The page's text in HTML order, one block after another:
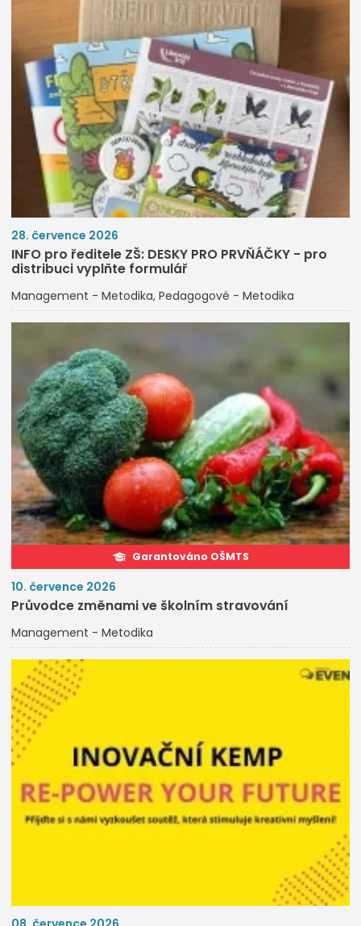
28. července 2026
INFO pro ředitele ZŠ: DESKY PRO PRVŇÁČKY - pro
distribuci vyplňte formulář
Management - Metodika Pedagogové - Metodika
Garantováno OŠMTS
10. července 2026
Průvodce změnami ve školním stravování
Management - Metodika